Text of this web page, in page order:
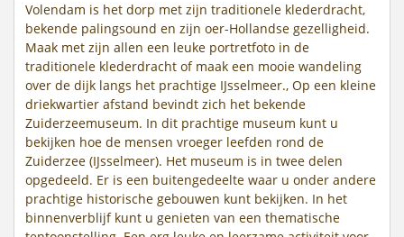
Volendam is het dorp met zijn traditionele klederdracht,
bekende palingsound en zijn oer-Hollandse gezelligheid.
Maak met zijn allen een leuke portretfoto in de
traditionele klederdracht of maak een mooie wandeling
over de dijk langs het prachtige IJsselmeer., Op een kleine
driekwartier afstand bevindt zich het bekende
Zuiderzeemuseum. In dit prachtige museum kunt u
bekijken hoe de mensen vroeger leefden rond de
Zuiderzee (IJsselmeer). Het museum is in twee delen
opgedeeld. Er is een buitengedeelte waar u onder andere
prachtige historische gebouwen kunt bekijken. In het
binnenverblijf kunt u genieten van een thematische